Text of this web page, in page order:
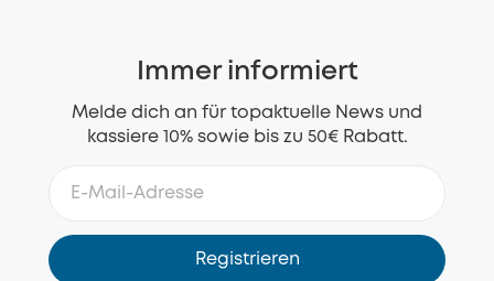
Immer informiert
Melde dich an für topaktuelle News und
kassiere 10% sowie bis zu 50€ Rabatt.
Registrieren